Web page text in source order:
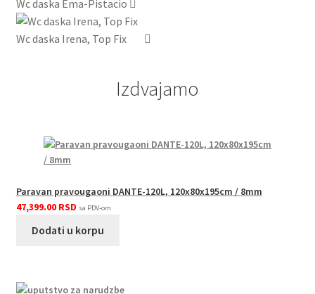
količina
Wc daska Ema-Pistacio
Wc daska Irena, Top Fix
Izdvajamo
Paravan pravougaoni DANTE-120L, 120x80x195cm / 8mm
47,399.00 RSD sa PDV-om
Dodati u korpu